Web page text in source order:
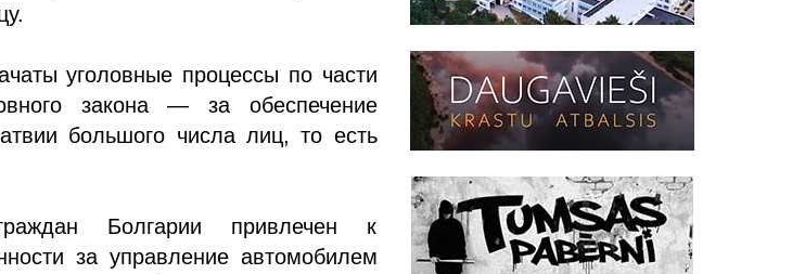
уголовные процессы по части
закона — за обеспечение
большого числа лиц, то есть
Болгарии привлечен к
за управление автомобилем